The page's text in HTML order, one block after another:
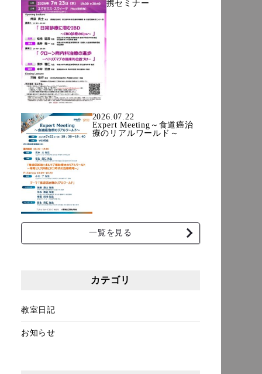
携セミナー
2026.07.22
Expert Meeting～食道癌治
療のリアルワールド～
一覧を見る
カテゴリ
教室日記
お知らせ